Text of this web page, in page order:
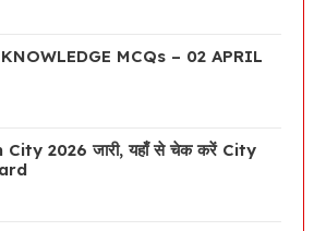
MCQs – 02 APRIL
2026 जारी, यहाँ से चेक करें City